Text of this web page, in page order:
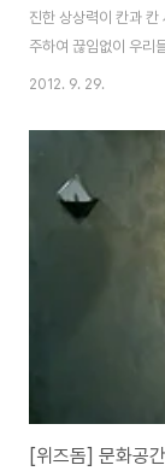
진한 상상력이 칸과
주하여 끊임없이 우리
에서 만화와 관련한 다
램 소개 이번 기획은
다. 하나. 만화를 주
게 익숙한 TV만화 시
참가비 5000원 10월
2012. 9. 29.